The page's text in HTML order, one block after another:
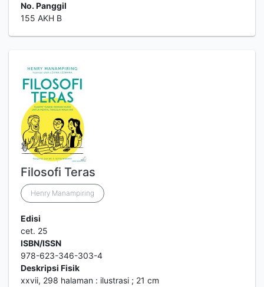
No. Panggil
155 AKH B
Filosofi Teras
Henry Manampiring
Edisi
cet. 25
ISBN/ISSN
978-623-346-303-4
Deskripsi Fisik
xxvii, 298 halaman : ilustrasi ; 21 cm